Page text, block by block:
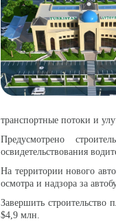
транспортные потоки и
Предусмотрено
освидетельствования
На территории нового
осмотра и надзора за
Завершить строительство
$4,9 млн.